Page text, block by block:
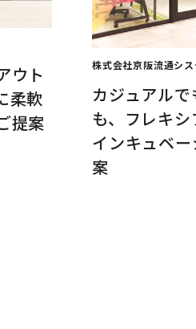
納と隠したい収納をご希望に
ウト
柔軟
提案
株式会社京阪流通シ
カジュアル
も、フレキ
インキュベ
案